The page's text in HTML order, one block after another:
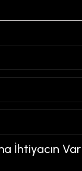
İhtiyacın Var